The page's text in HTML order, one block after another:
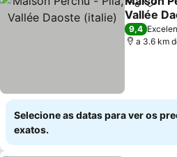
Partilhar
Vallée
Ver
9,4
a 3.6 km
Selecione as datas para ver os
exatos.